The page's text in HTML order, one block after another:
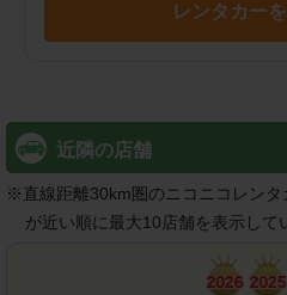
レンタカー
近隣の店舗
※直線距離30km圏のニコニコレン
が近い順に最大10店舗を表示して